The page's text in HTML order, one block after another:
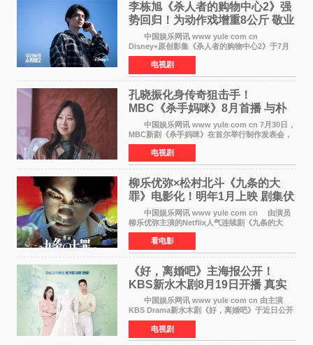
李栋旭《杀人者的购物中心2》强
势回归！为动作戏增重8公斤 敬业
获赞
中国娱乐网讯 www yule com cn
Disney+原创影集《杀人者的购物中心2》于7月
22日正式上线，由男神李栋旭主演的郑进湾以2 0
完全体强势回归。该剧第一季曾被《纽约时报》
评选为全球最佳影集之一
电视剧
孔晓振化身传奇狙击手！
MBC《杀手妈咪》8月首播 与朴
恩斌展开收视对决
中国娱乐网讯 www yule com cn 7月30日，
MBC新剧《杀手妈咪》在首尔举行制作发表会，
主演孔晓振、郑准元、李相二、无真星、崔宇
成、李银泉等人一同出席，为新剧宣传造势。这
是孔晓振继《毛骨
电视剧
柳乐优弥×松村北斗《九条的大
罪》电影化！明年1月上映 剧集伏
笔将全面揭晓
中国娱乐网讯 www yule com cn 由演员
柳乐优弥主演的Netflix人气连续剧《九条的大
罪》正式宣布改编为电影，将于明年1月8日全国
上映。柳乐优弥与SixTONES松村北斗再度联
手，为观众带来这部
看电影
《好，离婚吧》主海报公开！
KBS新水木剧8月19日开播 真实
离婚体验记来袭
中国娱乐网讯 www yule com cn 由主演
KBS Drama新水木剧《好，离婚吧》于近日公开
主海报，正式进入开播倒计时。 海报中，男
女主角背对背站立，各自望向不同方向，中央的
空白与冷漠的表情
电视剧